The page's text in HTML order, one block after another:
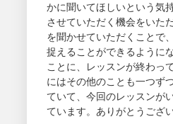
かに聞いてほしいという気
させていただく機会をいた
を聞かせていただくことで
捉えることができるように
ことに、レッスンが終わっ
にはその他のことも一つず
ていて、今回のレッスンが
ています。ありがとうござい